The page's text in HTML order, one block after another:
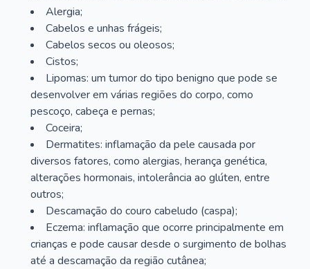
Alergia;
Cabelos e unhas frágeis;
Cabelos secos ou oleosos;
Cistos;
Lipomas: um tumor do tipo benigno que pode se
desenvolver em várias regiões do corpo, como
pescoço, cabeça e pernas;
Coceira;
Dermatites: inflamação da pele causada por
diversos fatores, como alergias, herança genética,
alterações hormonais, intolerância ao glúten, entre
outros;
Descamação do couro cabeludo (caspa);
Eczema: inflamação que ocorre principalmente em
crianças e pode causar desde o surgimento de bolhas
até a descamação da região cutânea;